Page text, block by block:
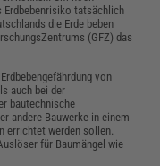
Erdbebenrisiko tatsächlich
die Erde beben
(GFZ) das
von
auch bei der
bautechnische
andere Bauwerke in einem
errichtet werden sollen.
für Baumängel wie